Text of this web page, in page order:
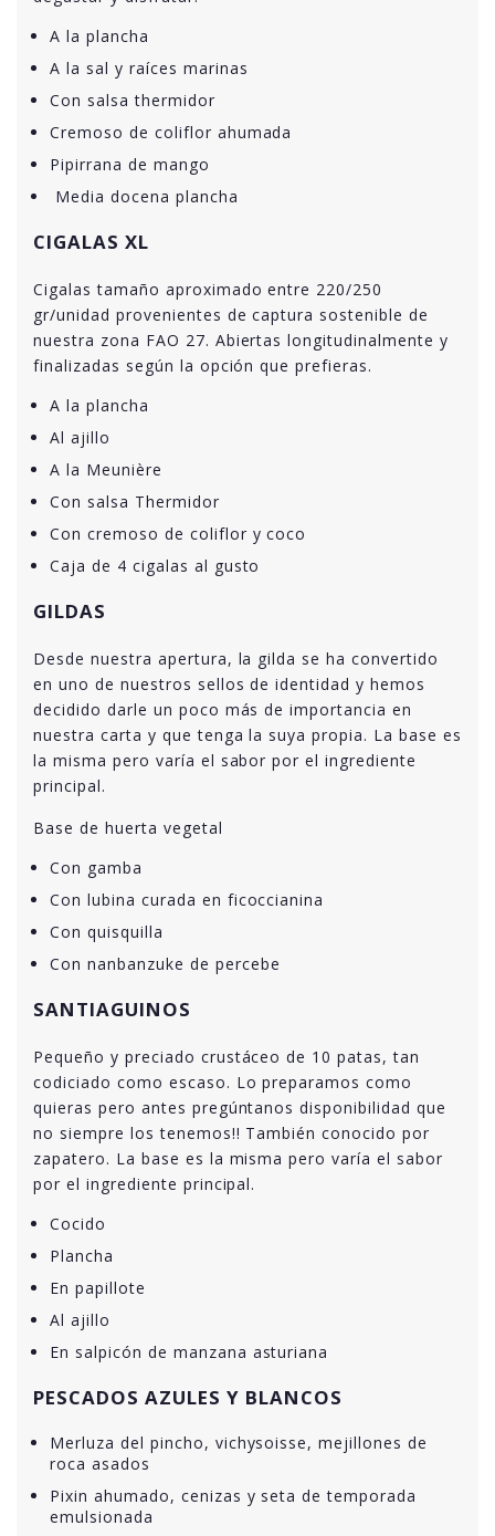
A la plancha
A la sal y raíces marinas
Con salsa thermidor
Cremoso de coliflor ahumada
Pipirrana de mango
Media docena plancha
CIGALAS XL
Cigalas tamaño aproximado entre 220/250
gr/unidad provenientes de captura sostenible de
nuestra zona FAO 27. Abiertas longitudinalmente y
finalizadas según la opción que prefieras.
A la plancha
Al ajillo
A la Meunière
Con salsa Thermidor
Con cremoso de coliflor y coco
Caja de 4 cigalas al gusto
GILDAS
Desde nuestra apertura, la gilda se ha convertido
en uno de nuestros sellos de identidad y hemos
decidido darle un poco más de importancia en
nuestra carta y que tenga la suya propia. La base es
la misma pero varía el sabor por el ingrediente
principal.
Base de huerta vegetal
Con gamba
Con lubina curada en ficoccianina
Con quisquilla
Con nanbanzuke de percebe
SANTIAGUINOS
Pequeño y preciado crustáceo de 10 patas, tan
codiciado como escaso. Lo preparamos como
quieras pero antes pregúntanos disponibilidad que
no siempre los tenemos!! También conocido por
zapatero. La base es la misma pero varía el sabor
por el ingrediente principal.
Cocido
Plancha
En papillote
Al ajillo
En salpicón de manzana asturiana
PESCADOS AZULES Y BLANCOS
Merluza del pincho, vichysoisse, mejillones de
roca asados
Pixin ahumado, cenizas y seta de temporada
emulsionada